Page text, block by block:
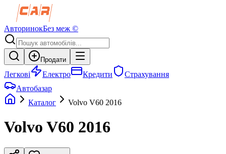
АвторинокБез меж ©
Продати
Легкові Електро Кредити
Страхування
Автобазар
Каталог
Volvo V60 2016
Volvo V60 2016